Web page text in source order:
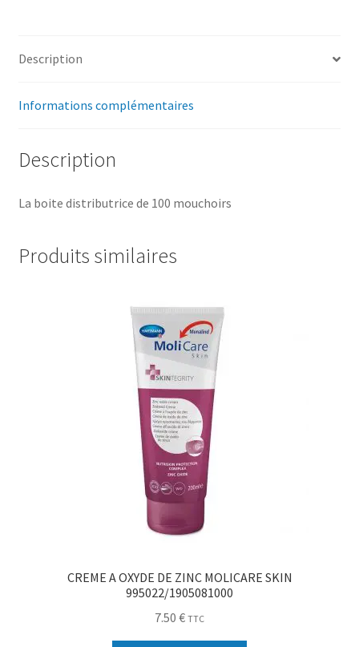
Description
Informations complémentaires
Description
La boite distributrice de 100 mouchoirs
Produits similaires
CREME A OXYDE DE ZINC MOLICARE SKIN
995022/1905081000
7.50 € TTC